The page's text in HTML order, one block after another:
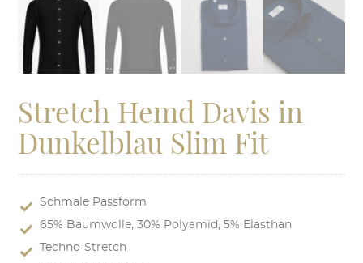
Stretch Hemd Davis in
Dunkelblau Slim Fit
Schmale Passform
65% Baumwolle, 30% Polyamid, 5% Elasthan
Techno-Stretch